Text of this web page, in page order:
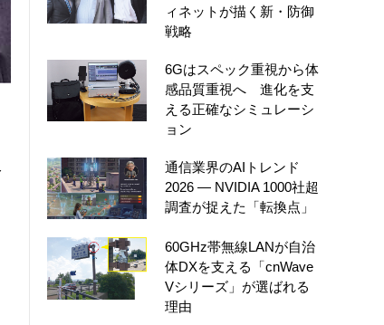
ィネットが描く新・防御
戦略
6Gはスペック重視から体
感品質重視へ 進化を支
える正確なシミュレーシ
ョン
通信業界のAIトレンド
2026 ― NVIDIA 1000社超
調査が捉えた「転換点」
60GHz帯無線LANが自治
体DXを支える「cnWave
Vシリーズ」が選ばれる
理由